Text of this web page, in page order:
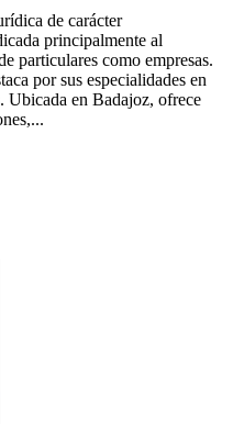
de carácter
principalmente al
particulares como empresas.
por sus especialidades en
en Badajoz, ofrece